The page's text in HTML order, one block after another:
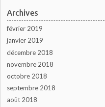
Archives
février 2019
janvier 2019
décembre 2018
novembre 2018
octobre 2018
septembre 2018
août 2018